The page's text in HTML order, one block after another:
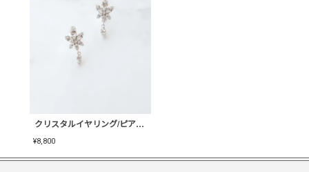
クリスタルイヤリング/ピアス-Flora【MA-COER-01】
¥8,800